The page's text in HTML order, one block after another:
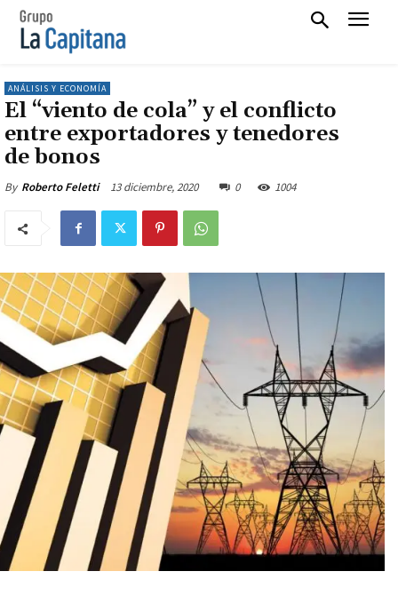
ANÁLISIS Y ECONOMÍA
El “viento de cola” y el conflicto
entre exportadores y tenedores
de bonos
By Roberto Feletti 13 diciembre, 2020 0 1004